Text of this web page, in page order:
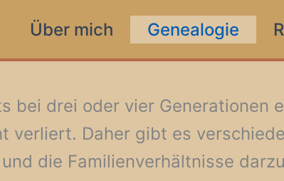
Über mich Genealogie
bei drei oder vier Generationen
verliert. Daher gibt es
die Familienverhältnisse